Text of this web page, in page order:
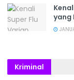
yang
Kriminal